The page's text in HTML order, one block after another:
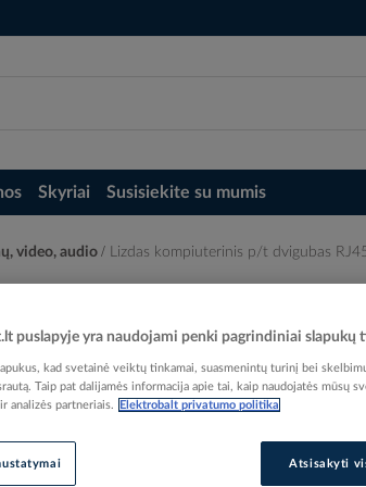
Skyriai Susisiekite su mumis
video, audio Lizdas kompiuterinis p/t dvigubas
UTP be rėmelio baltos
Gamintojo prekės kodas
puslapyje yra naudojami penki pagrindiniai slapukų
kad svetainė veiktų tinkamai, suasmenintų turinį bei
Taip pat dalijamės informacija apie tai, kaip naudojatės mūsų
analizės partneriais.
Elektrobalt privatumo politika
Atsisakyti